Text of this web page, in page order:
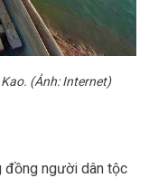
(Ảnh: Internet)
đồng người dân tộc